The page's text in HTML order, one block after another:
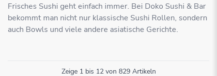
Frisches Sushi geht einfach immer. Bei Doko Sushi & Bar
bekommt man nicht nur klassische Sushi Rollen, sondern
auch Bowls und viele andere asiatische Gerichte.
Zeige 1bis 12von 829 Artikeln